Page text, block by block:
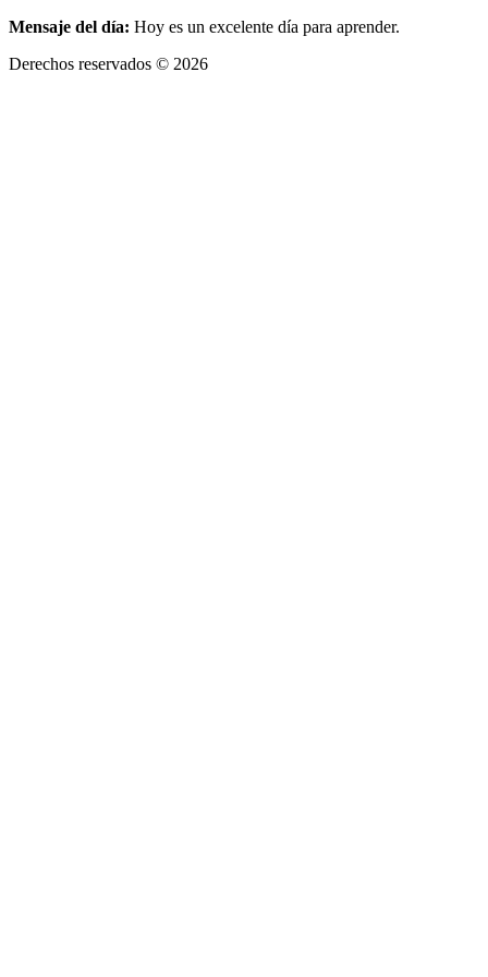
Mensaje del día: Hoy es un excelente día para aprender.
Derechos reservados © 2026